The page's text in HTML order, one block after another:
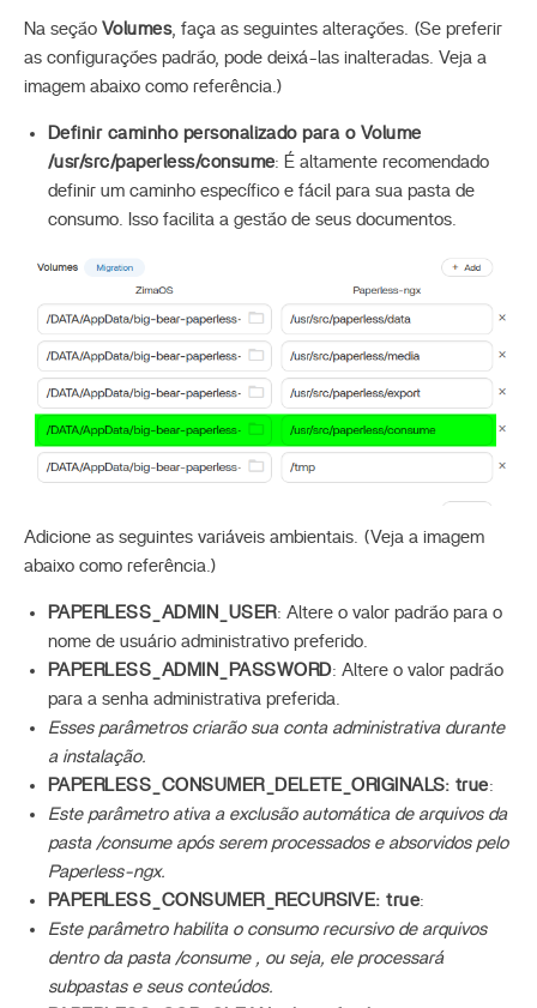
Na seção Volumes, faça as seguintes alterações. (Se preferir
as configurações padrão, pode deixá-las inalteradas. Veja a
imagem abaixo como referência.)
Definir caminho personalizado para o Volume
/usr/src/paperless/consume: É altamente recomendado
definir um caminho específico e fácil para sua pasta de
consumo. Isso facilita a gestão de seus documentos.
Adicione as seguintes variáveis ambientais. (Veja a imagem
abaixo como referência.)
PAPERLESS_ADMIN_USER: Altere o valor padrão para o
nome de usuário administrativo preferido.
PAPERLESS_ADMIN_PASSWORD: Altere o valor padrão
para a senha administrativa preferida.
Esses parâmetros criarão sua conta administrativa durante
a instalação.
PAPERLESS_CONSUMER_DELETE_ORIGINALS: true:
Este parâmetro ativa a exclusão automática de arquivos da
pasta /consume após serem processados e absorvidos pelo
Paperless-ngx.
PAPERLESS_CONSUMER_RECURSIVE: true:
Este parâmetro habilita o consumo recursivo de arquivos
dentro da pasta /consume , ou seja, ele processará
subpastas e seus conteúdos.